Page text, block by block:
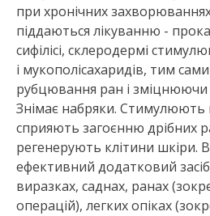
при хронічних
піддаються лікуванню -
сифілісі, склеродермі
і мукополісахаридів, тим
рубцювання ран і зміцнюючи
Знімає набряки. Стимулюють
сприяють загоєнню дрібних
регенерують клітини шкіри.
ефективний додатковий
виразках, саднах, ранах
операцій), легких опіках